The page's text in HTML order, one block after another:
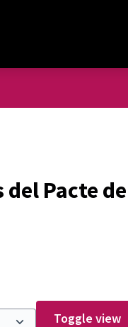
Pacte de
Toggle view